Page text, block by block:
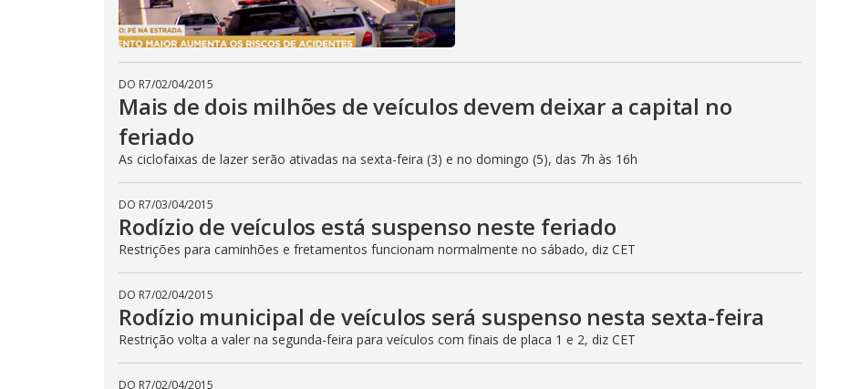
DO R7/02/04/2015
Mais de dois milhões de veículos devem deixar a capital no
feriado
As ciclofaixas de lazer serão ativadas na sexta-feira (3) e no domingo (5), das 7h às 16h
DO R7/03/04/2015
Rodízio de veículos está suspenso neste feriado
Restrições para caminhões e fretamentos funcionam normalmente no sábado, diz CET
DO R7/02/04/2015
Rodízio municipal de veículos será suspenso nesta sexta-feira
Restrição volta a valer na segunda-feira para veículos com finais de placa 1 e 2, diz CET
DO R7/02/04/2015